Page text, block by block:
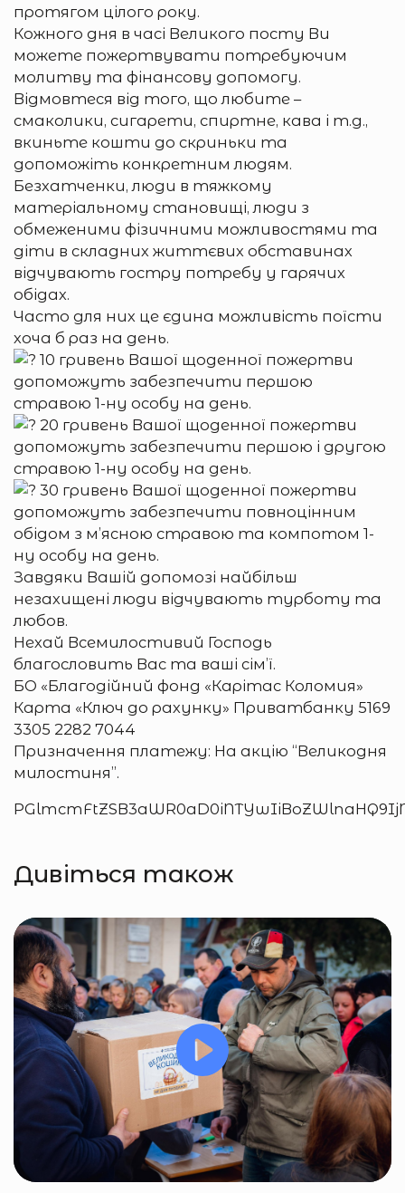
протягом цілого року.
Кожного дня в часі Великого посту Ви
можете пожертвувати потребуючим
молитву та фінансову допомогу.
Відмовтеся від того, що любите –
смаколики, сигарети, спиртне, кава і т.д.,
вкиньте кошти до скриньки та
допоможіть конкретним людям.
Безхатченки, люди в тяжкому
матеріальному становищі, люди з
обмеженими фізичними можливостями та
діти в складних життєвих обставинах
відчувають гостру потребу у гарячих
обідах.
Часто для них це єдина можливість поїсти
хоча б раз на день.
10 гривень Вашої щоденної пожертви
допоможуть забезпечити першою
стравою 1-ну особу на день.
20 гривень Вашої щоденної пожертви
допоможуть забезпечити першою і другою
стравою 1-ну особу на день.
30 гривень Вашої щоденної пожертви
допоможуть забезпечити повноцінним
обідом з м’ясною стравою та компотом 1-
ну особу на день.
Завдяки Вашій допомозі найбільш
незахищені люди відчувають турботу та
любов.
Нехай Всемилостивий Господь
благословить Вас та ваші сім’ї.
БО «Благодійний фонд «Карітас Коломия»
Карта «Ключ до рахунку» Приватбанку 5169
3305 2282 7044
Призначення платежу: На акцію “Великодня
милостиня”.
Дивіться також